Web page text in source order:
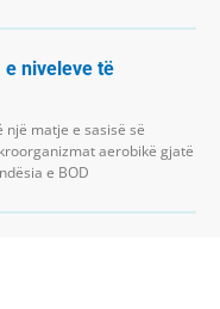
e niveleve të
një matje e sasisë së
aerobikë gjatë
e BOD